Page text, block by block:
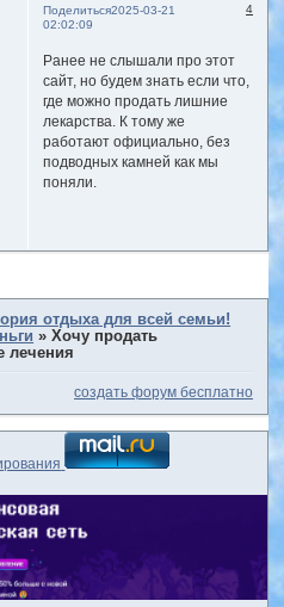
Поделиться 4
2025-03-21
02:02:09
Ранее не слышали про этот
сайт, но будем знать если что,
где можно продать лишние
лекарства. К тому же
работают официально, без
подводных камней как мы
поняли.
отдыха для всей семьи!
»Хочу продать
лечения
создать форум бесплатно